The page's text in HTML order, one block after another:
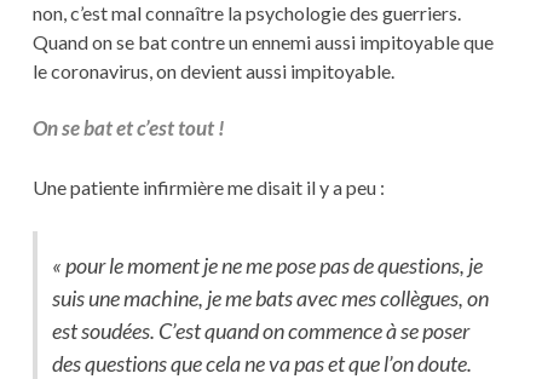
non, c’est mal connaître la psychologie des guerriers.
Quand on se bat contre un ennemi aussi impitoyable que
le coronavirus, on devient aussi impitoyable.
On se bat et c’est tout !
Une patiente infirmière me disait il y a peu :
« pour le moment je ne me pose pas de questions, je
suis une machine, je me bats avec mes collègues, on
est soudées. C’est quand on commence à se poser
des questions que cela ne va pas et que l’on doute.